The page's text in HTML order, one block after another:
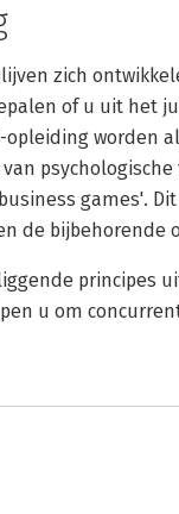
zich
of u uit het
worden
games'.
de bijbehorende
principes
u om